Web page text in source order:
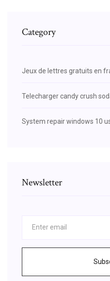
Category
Jeux de lettres gratuits en
Telecharger candy crush
System repair windows 10
Newsletter